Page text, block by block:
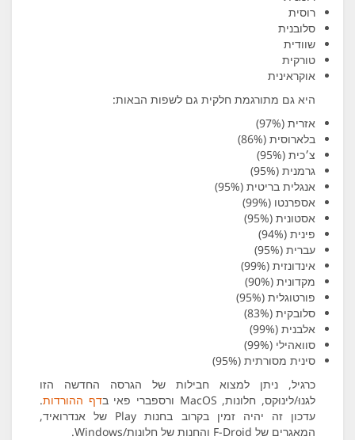
רוסית
סלובנית
שוודית
טורקית
אוקראינית
היא גם מתורגמת חלקית גם לשפות הבאות:
אזרית (97%)
בלארוסית (86%)
צ׳כית (95%)
גרמנית (95%)
אנגלית בריטית (95%)
אספרנטו (99%)
אסטונית (95%)
פינית (94%)
עברית (95%)
אינדונזית (99%)
מקדונית (90%)
פורטוגלית (95%)
סלובקית (83%)
אלבנית (99%)
סוואהילי (99%)
סינית מסורתית (95%)
כרגיל, ניתן למצוא חבילות של הגרסה החדשה הזו
לגנוּ/לינוּקס, חלונות, MacOS ורספברי פאי ב
דף ההורדות.
עדכון זה יהיה זמין בקרוב בחנות Play של אנדרואיד,
המאגרים של F-Droid והחנות של חלונות/Windows.